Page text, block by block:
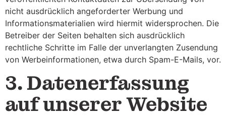
nicht ausdrücklich angeforderter Werbung und
Informationsmaterialien wird hiermit widersprochen. Die
Betreiber der Seiten behalten sich ausdrücklich
rechtliche Schritte im Falle der unverlangten Zusendung
von Werbeinformationen, etwa durch Spam-E-Mails, vor.
3. Datenerfassung
auf unserer Website